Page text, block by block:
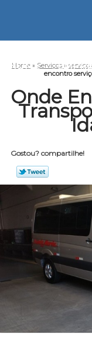
HOME
Home » Serviços » serviço
encontro
Onde
Gostou? compartilhe!